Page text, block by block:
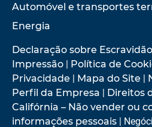
Automóvel e transportes
Energia
Declaração sobre
Impressão | Política de
Privacidade | Mapa do Site |
Perfil da Empresa | Direitos
Califórnia – Não vender ou
informações pessoais |